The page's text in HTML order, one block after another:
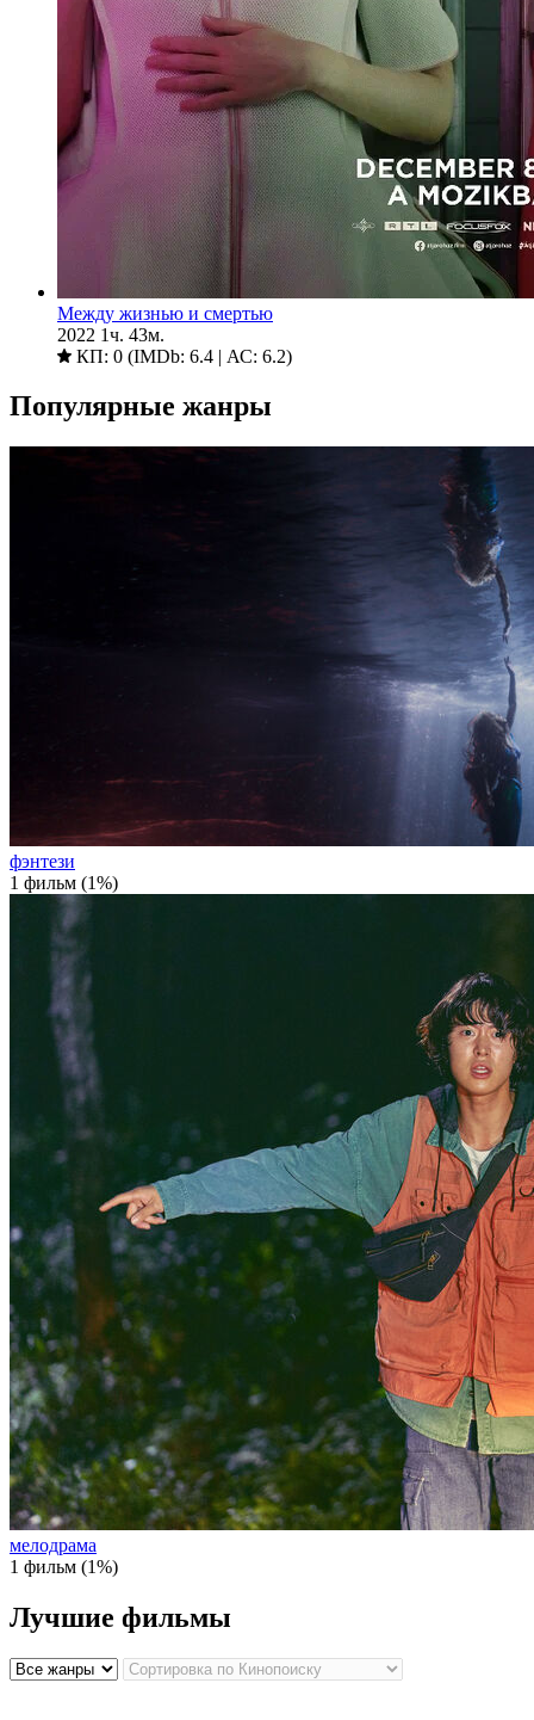
Между жизнью и смертью
2022 1ч. 43м.
КП: 0 (IMDb: 6.4 | АС: 6.2)
Популярные жанры
фэнтези
1 фильм (1%)
мелодрама
1 фильм (1%)
Лучшие фильмы